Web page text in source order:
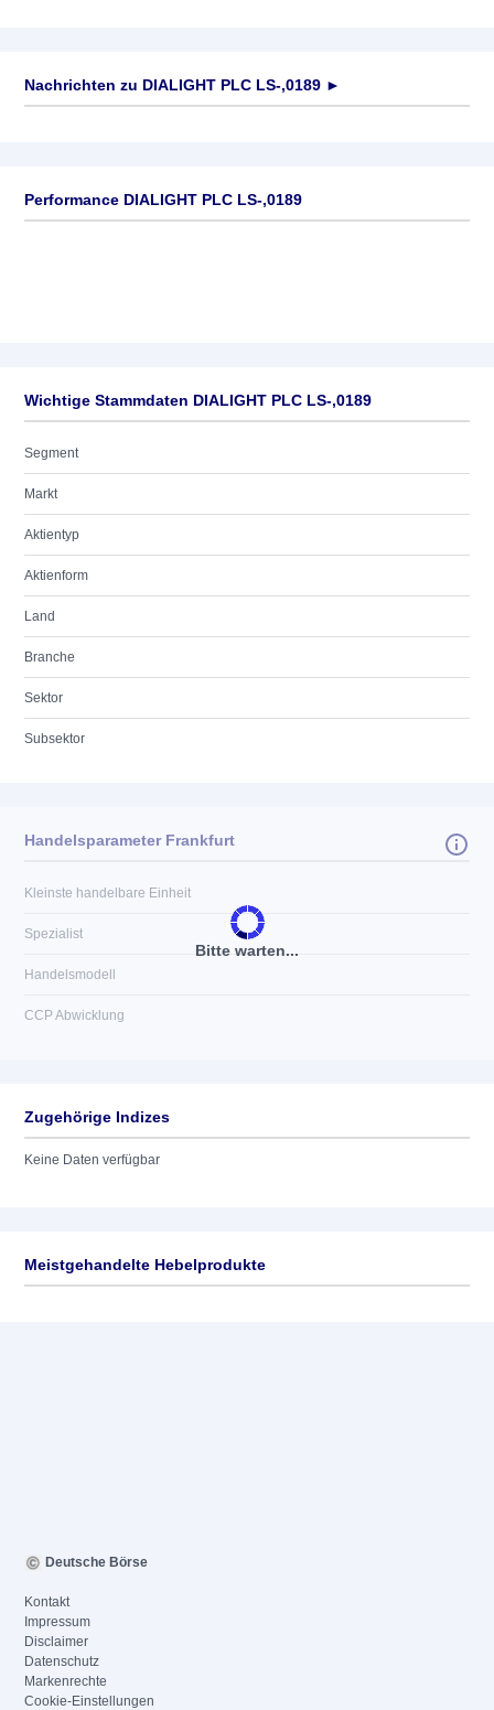
Nachrichten zu DIALIGHT PLC LS-,0189 ►
Performance DIALIGHT PLC LS-,0189
Wichtige Stammdaten DIALIGHT PLC LS-,0189
Segment
Markt
Aktientyp
Aktienform
Land
Branche
Sektor
Subsektor
Bitte warten...
Handelsparameter Frankfurt
Kleinste handelbare Einheit
Spezialist
Handelsmodell
CCP Abwicklung
Zugehörige Indizes
Keine Daten verfügbar
Meistgehandelte Hebelprodukte
Deutsche Börse
Kontakt
Impressum
Disclaimer
Datenschutz
Markenrechte
Cookie-Einstellungen